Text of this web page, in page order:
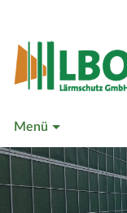
Menü